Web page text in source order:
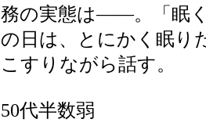
務の実態は――。「眠
の日は、とにかく眠り
こすりながら話す。
50代半数弱